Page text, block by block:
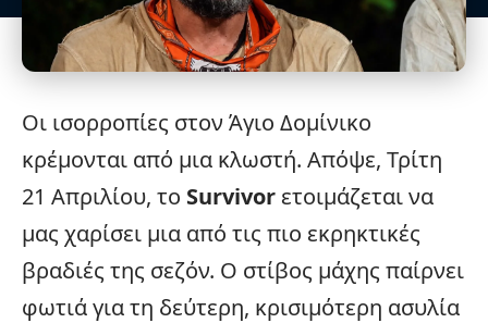
Οι ισορροπίες στον Άγιο Δομίνικο
κρέμονται από μια κλωστή. Απόψε, Τρίτη
21 Απριλίου, το Survivor ετοιμάζεται να
μας χαρίσει μια από τις πιο εκρηκτικές
βραδιές της σεζόν. Ο στίβος μάχης παίρνει
φωτιάγια τη δεύτερη, κρισιμότερη ασυλία